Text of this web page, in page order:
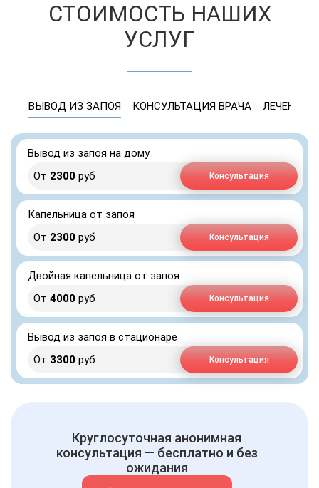
СТОИМОСТЬ НАШИХ
УСЛУГ
ВЫВОД ИЗ ЗАПОЯ КОНСУЛЬТАЦИЯ ВРАЧА ЛЕЧЕНИЕ
Вывод из запоя на дому
От 2300 руб Консультация
Капельница от запоя
От 2300 руб Консультация
Двойная капельница от запоя
От 4000 руб Консультация
Вывод из запоя в стационаре
От 3300 руб Консультация
Круглосуточная анонимная
консультация — бесплатно и без
ожидания